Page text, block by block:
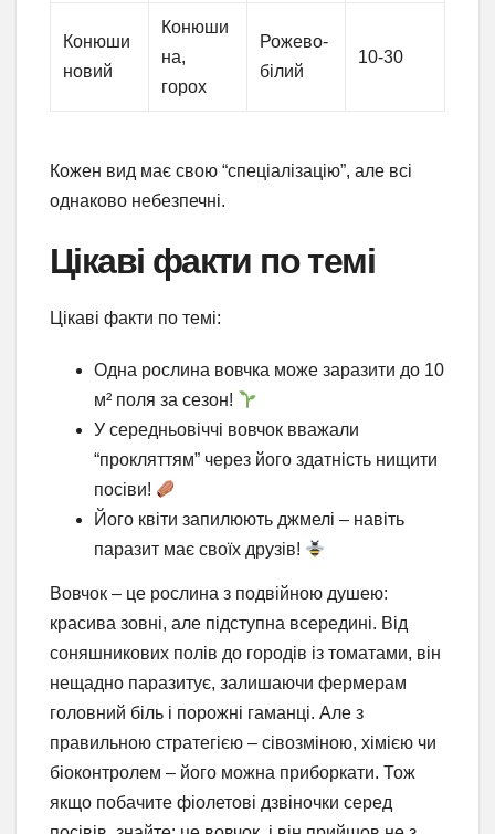
Конюши
новий
Конюши
на,
горох
Рожево-
білий
10-30
Кожен вид має свою “спеціалізацію”, але всі
однаково небезпечні.
Цікаві факти по темі
Цікаві факти по темі:
Одна рослина вовчка може заразити до 10
м² поля за сезон!
У середньовіччі вовчок вважали
“прокляттям” через його здатність нищити
посіви!
Його квіти запилюють джмелі – навіть
паразит має своїх друзів!
Вовчок – це рослина з подвійною душею:
красива зовні, але підступна всередині. Від
соняшникових полів до городів із томатами, він
нещадно паразитує, залишаючи фермерам
головний біль і порожні гаманці. Але з
правильною стратегією – сівозміною, хімією чи
біоконтролем – його можна приборкати. Тож
якщо побачите фіолетові дзвіночки серед